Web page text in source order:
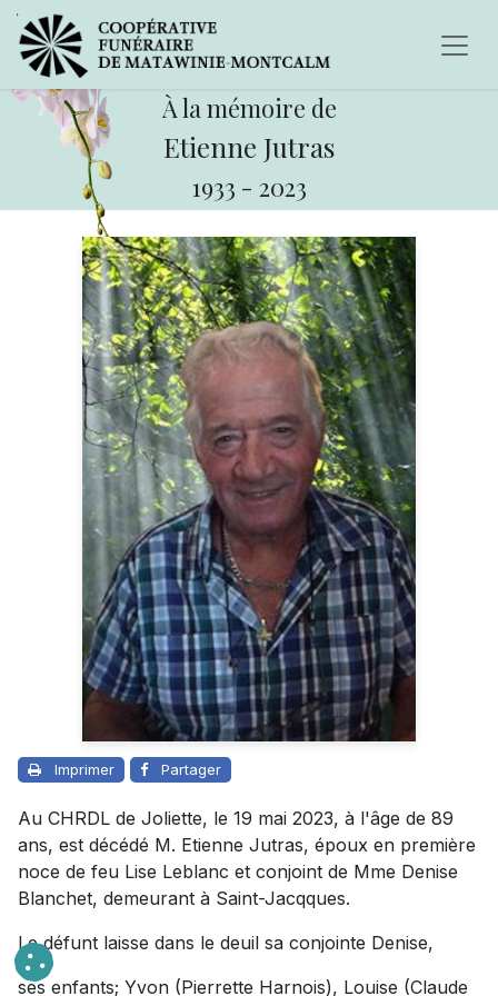
À la mémoire de
Etienne Jutras
1933 - 2023
Imprimer Partager
Au CHRDL de Joliette, le 19 mai 2023, à l'âge de 89
ans, est décédé M. Etienne Jutras, époux en première
noce de feu Lise Leblanc et conjoint de Mme Denise
Blanchet, demeurant à Saint-Jacqques.
Le défunt laisse dans le deuil sa conjointe Denise,
ses enfants; Yvon (Pierrette Harnois), Louise (Claude